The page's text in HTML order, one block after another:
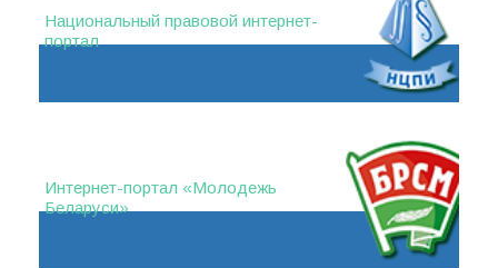
Национальный правовой интернет-
портал
Интернет-портал «Молодежь
Беларуси»